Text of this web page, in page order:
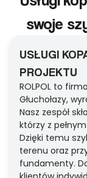
swoje
USŁUGI
PROJEKTU
ROLPOL to
Głuchołazy,
Nasz zespół
którzy z
Dzięki temu
terenu oraz
fundamenty.